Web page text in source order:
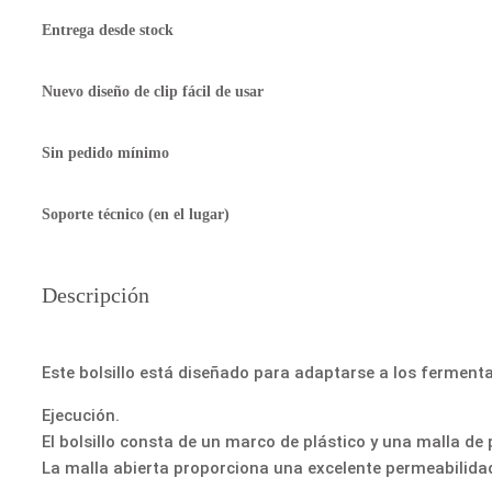
Entrega desde stock
Nuevo diseño de clip fácil de usar
Sin pedido mínimo
Soporte técnico (en el lugar)
Descripción
Este bolsillo está diseñado para adaptarse a los
Ejecución.
El bolsillo consta de un marco de plástico y una malla de
La malla abierta proporciona una excelente